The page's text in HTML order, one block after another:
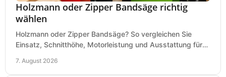
Holzmann oder Zipper Bandsäge richtig
wählen
Holzmann oder Zipper Bandsäge? So vergleichen Sie
Einsatz, Schnitthöhe, Motorleistung und Ausstattung für
7. August 2026